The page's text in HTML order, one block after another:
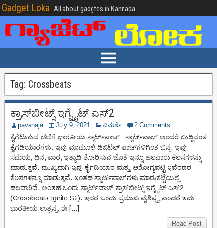
Gadget Loka All about gadgtes in Kannada
Tag: Crossbeats
ಕ್ರಾಸ್‌ಬೀಟ್ಸ್ ಇಗ್ನೈಟ್ ಎಸ್2
pavanaja July 9, 2021 ವಿಮರ್ಶೆ 2 Comments
ಕೈಗೆಟುಕುವ ಬೆಲೆಗೆ ಭಾರತೀಯ ಸ್ಮಾರ್ಟ್‌ವಾಚ್ ಸ್ಮಾರ್ಟ್‌ವಾಚ್ ಅಂದರೆ ಬುದ್ಧಿವಂತ
ಕೈಗಡಿಯಾರಗಳು. ಇವು ಮಾಮೂಲಿ ಡಿಜಿಟಲ್ ವಾಚ್‌ಗಳಿಗಿಂತ ಭಿನ್ನ. ಇವು
ಸಮಯ, ದಿನ, ವಾರ, ಇತ್ಯಾದಿ ತೋರಿಸುವ ಜೊತೆ ಇನ್ನೂ ಹಲವಾರು ಕೆಲಸಗಳನ್ನು
ಮಾಡುತ್ತವೆ. ಮುಖ್ಯವಾಗಿ ಇವು ಕೈಗಡಿಯಾರ ಮತ್ತು ಆರೋಗ್ಯಪಟ್ಟಿ ಇವೆರಡರ
ಕೆಲಸಗಳನ್ನೂ ಮಾಡುತ್ತವೆ. ಇಂತಹ ಸ್ಮಾರ್ಟ್‌ವಾಚ್‌ಗಳು ಮಾರುಕಟ್ಟೆಯಲ್ಲಿ
ಹಲವಾರಿವೆ. ಅಂತಹ ಒಂದು ಸ್ಮಾರ್ಟ್‌ವಾಚ್ ಕ್ರಾಸ್‌ಬೀಟ್ಸ್ ಇಗ್ನೈಟ್ ಎಸ್2
(Crossbeats Ignite S2). ಇದರ ಒಂದು ಪ್ರಮುಖ ವೈಶಿಷ್ಟ್ಯ ಎಂದರೆ ಇದು
ಭಾರತೀಯ ಉತ್ಪನ್ನ. ಈ […]
Read Post